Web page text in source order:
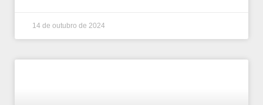
14 de outubro de 2024